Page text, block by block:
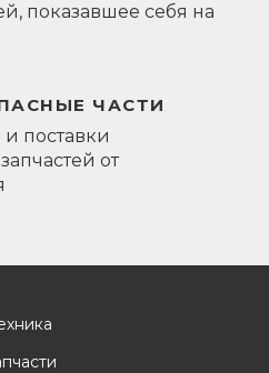
показавшее себя на
ЧАСТИ
поставки
от